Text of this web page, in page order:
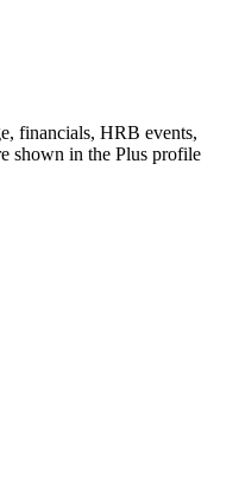
financials, HRB events,
shown in the Plus profile